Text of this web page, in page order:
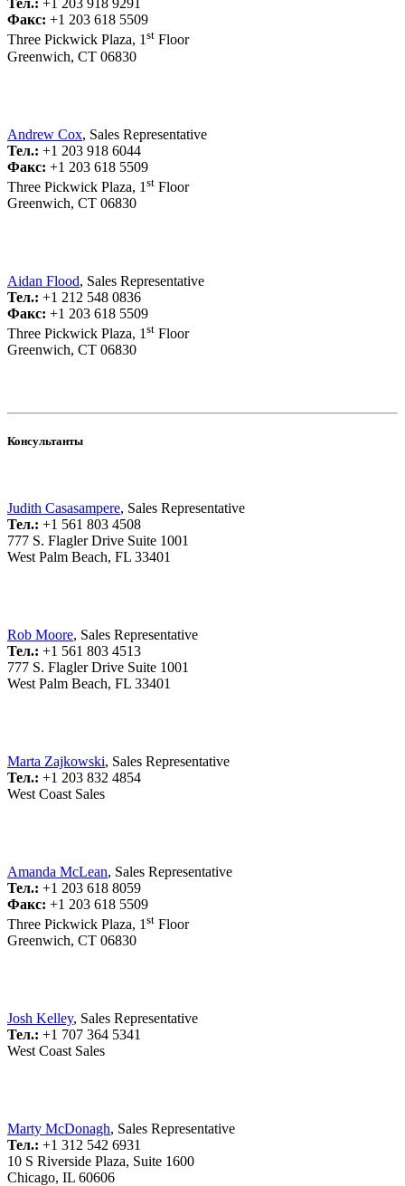
Тел.: +1 203 918 9291
Факс: +1 203 618 5509
Three Pickwick Plaza, 1st Floor
Greenwich, CT 06830
Andrew Cox, Sales Representative
Тел.: +1 203 918 6044
Факс: +1 203 618 5509
Three Pickwick Plaza, 1 st Floor
Greenwich, CT 06830
Aidan Flood, Sales Representative
Тел.: +1 212 548 0836
Факс: +1 203 618 5509
Three Pickwick Plaza, 1 st Floor
Greenwich, CT 06830
Консультанты
Judith Casasampere, Sales Representative
Тел.: +1 561 803 4508
777 S. Flagler Drive Suite 1001
West Palm Beach, FL 33401
Rob Moore, Sales Representative
Тел.: +1 561 803 4513
777 S. Flagler Drive Suite 1001
West Palm Beach, FL 33401
Marta Zajkowski, Sales Representative
Тел.: +1 203 832 4854
West Coast Sales
Amanda McLean, Sales Representative
Тел.: +1 203 618 8059
Факс: +1 203 618 5509
Three Pickwick Plaza, 1 st Floor
Greenwich, CT 06830
Josh Kelley, Sales Representative
Тел.: +1 707 364 5341
West Coast Sales
Marty McDonagh, Sales Representative
Тел.: +1 312 542 6931
10 S Riverside Plaza, Suite 1600
Chicago, IL 60606